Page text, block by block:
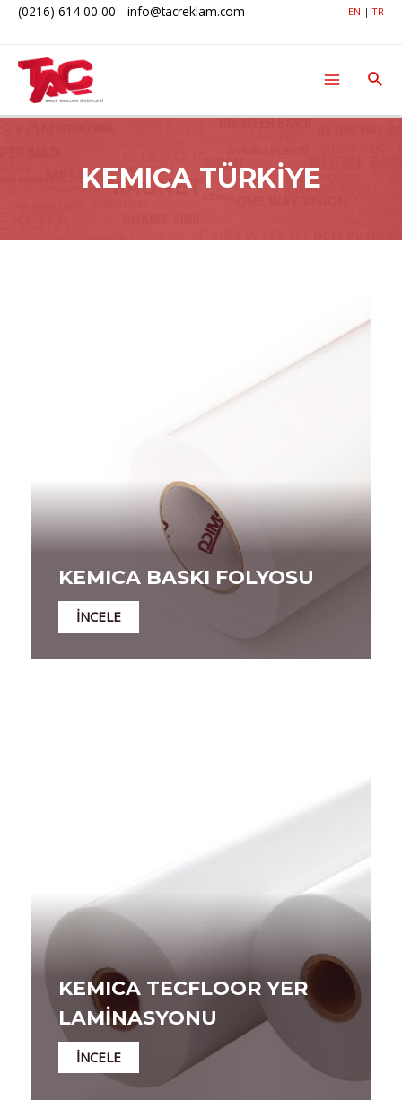
(0216) 614 00 00 - info@tacreklam.com EN |TR
KEMICA TÜRKİYE
KEMICA BASKI FOLYOSU
İNCELE
KEMICA TECFLOOR YER
LAMİNASYONU
İNCELE